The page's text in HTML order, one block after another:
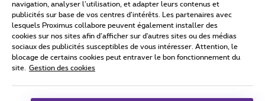
Tous droits réservés. © 2026 Proximus
Conditions générales, info consommateur
navigation, analyser l’utilisation, et adapter leurs contenus et
publicités sur base de vos centres d’intérêts. Les partenaires avec
lesquels Proximus collabore peuvent également installer des
cookies sur nos sites afin d’afficher sur d'autres sites ou des médias
sociaux des publicités susceptibles de vous intéresser. Attention, le
blocage de certains cookies peut entraver le bon fonctionnement du
site.
Gestion des cookies